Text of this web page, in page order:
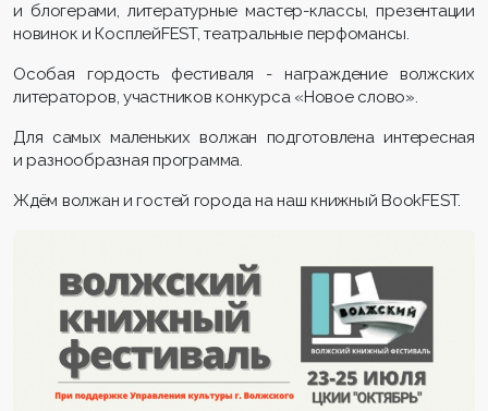
и блогерами, литературные мастер-классы, презентации
новинок и КосплейFEST, театральные перфомансы.
Особая гордость фестиваля - награждение волжских
литераторов, участников конкурса «Новое слово».
Для самых маленьких волжан подготовлена интересная
и разнообразная программа.
Ждём волжан и гостей города на наш книжный BookFEST.